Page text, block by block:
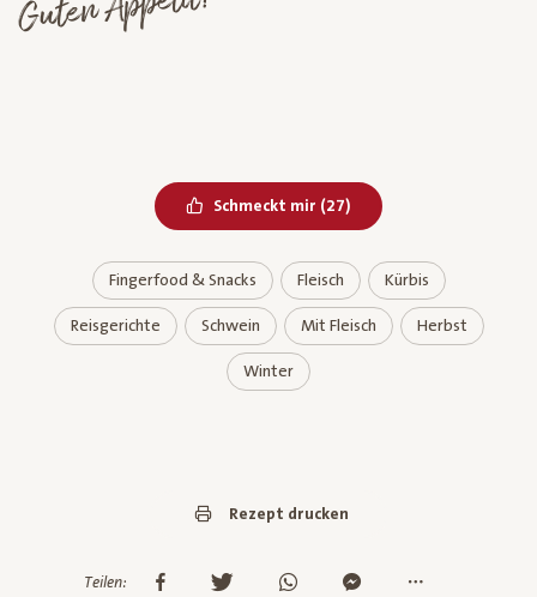
Schmeckt mir Bereits geliked
(27)
Fingerfood & Snacks Fleisch Kürbis
Reisgerichte Schwein Mit Fleisch Herbst
Winter
Rezept drucken
Teilen: